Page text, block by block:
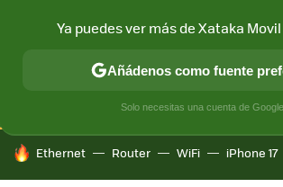
CONECTIVIDAD MÓVIL Y SOCIEDAD
HOY SE HABLA DE
Ethernet Router WiFi iPhone 17
Ya puedes ver más de Xataka
Añádenos como fuente
Solo necesitas una cuenta de Google